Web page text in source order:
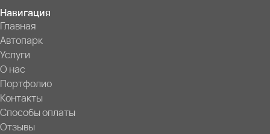
Навигация
Главная
Автопарк
Услуги
О нас
Портфолио
Контакты
Способы оплаты
Отзывы